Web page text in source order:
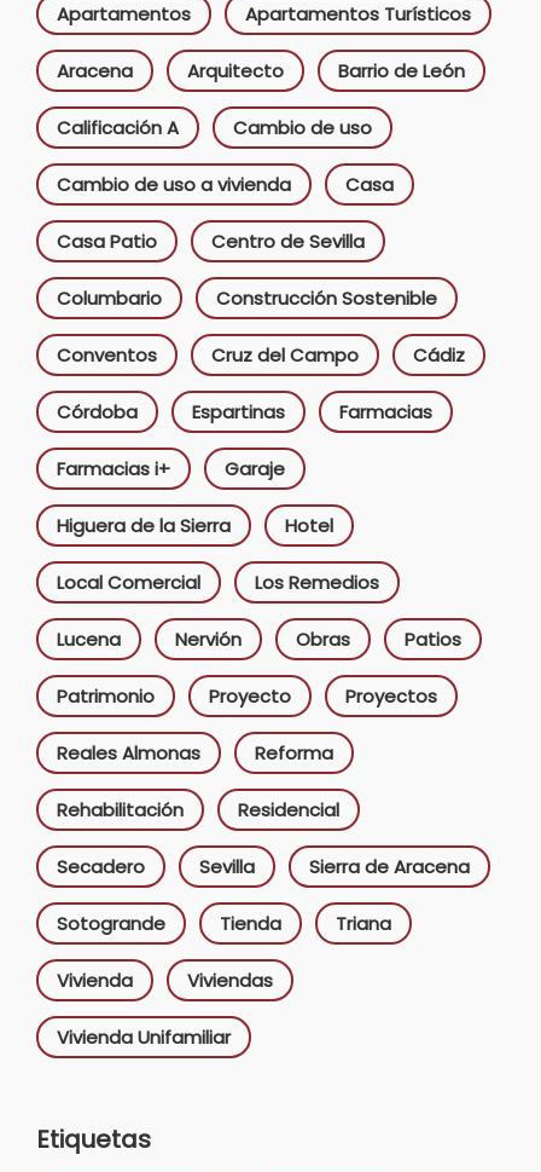
Apartamentos Apartamentos Turísticos
Aracena Arquitecto Barrio de León
Calificación A Cambio de uso
Cambio de uso a vivienda Casa
Casa Patio Centro de Sevilla
Columbario Construcción Sostenible
Conventos Cruz del Campo Cádiz
Córdoba Espartinas Farmacias
Farmacias i+ Garaje
Higuera de la Sierra Hotel
Local Comercial Los Remedios
Lucena Nervión Obras Patios
Patrimonio Proyecto Proyectos
Reales Almonas Reforma
Rehabilitación Residencial
Secadero Sevilla Sierra de Aracena
Sotogrande Tienda Triana
Vivienda Viviendas
Vivienda Unifamiliar
Etiquetas